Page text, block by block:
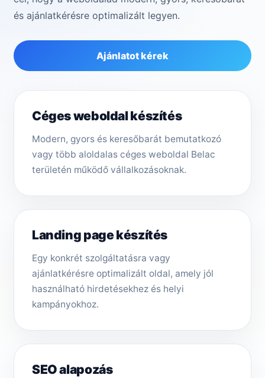
és ajánlatkérésre optimalizált legyen.
Ajánlatot kérek
Céges weboldal készítés
Modern, gyors és keresőbarát bemutatkozó
vagy több aloldalas céges weboldal Belac
területén működő vállalkozásoknak.
Landing page készítés
Egy konkrét szolgáltatásra vagy
ajánlatkérésre optimalizált oldal, amely jól
használható hirdetésekhez és helyi
kampányokhoz.
SEO alapozás